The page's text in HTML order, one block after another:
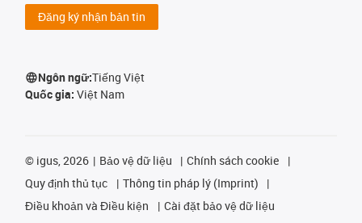
Đăng ký nhận bản tin
Ngôn ngữ:Tiếng Việt
Quốc gia: Việt Nam
© igus, 2026 Bảo vệ dữ liệu
Chính sách cookie
Quy định thủ tục
Thông tin pháp lý (Imprint)
Điều khoản và Điều kiện
Cài đặt bảo vệ dữ liệu